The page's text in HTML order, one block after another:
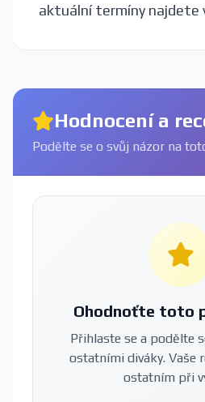
aktuální termíny najdete
Hodnocení a
Podělte se o svůj názor na
Ohodnoťte toto
Přihlaste se a podělte
ostatními diváky. Vaše
ostatním při